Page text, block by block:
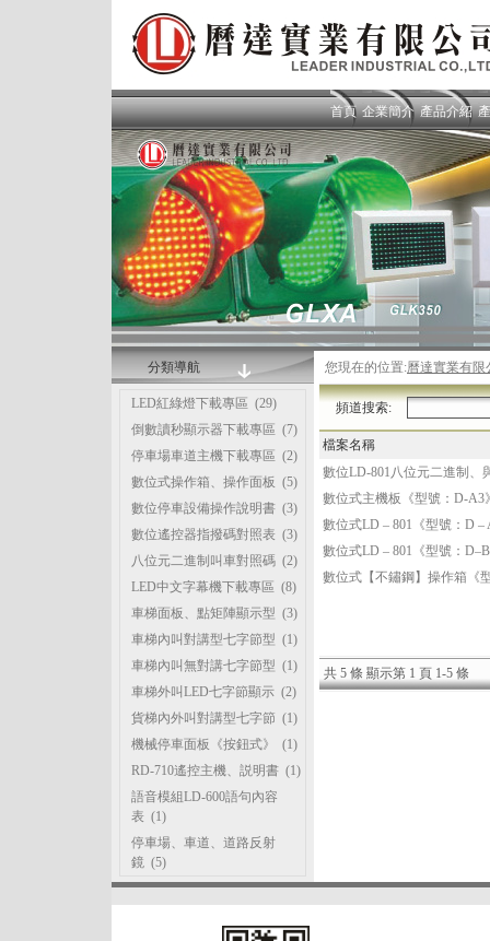
首頁 企業簡介 產品介紹
分類導航
LED紅綠燈下載專區 (29)
倒數讀秒顯示器下載專區 (7)
停車場車道主機下載專區 (2)
數位式操作箱、操作面板 (5)
數位停車設備操作說明書 (3)
數位遙控器指撥碼對照表 (3)
八位元二進制叫車對照碼 (2)
LED中文字幕機下載專區 (8)
車梯面板、點矩陣顯示型 (3)
車梯內叫對講型七字節型 (1)
車梯內叫無對講七字節型 (1)
車梯外叫LED七字節顯示 (2)
貨梯內外叫對講型七字節 (1)
機械停車面板《按鈕式》
(1)
RD-710遙控主機、説明書 (1)
語音模組LD-600語句內容
表 (1)
停車場、車道、道路反射
鏡 (5)
您現在的位置:曆達實業有限
頻道搜索:
檔案名稱
數位LD-801八位元二進制、
數位式主機板《型號：D-A3
數位式LD – 801《型號：D
數位式LD – 801《型號：
數位式【不鏽鋼】操作箱《
共 5 條 顯示第 1 頁 1-5 條